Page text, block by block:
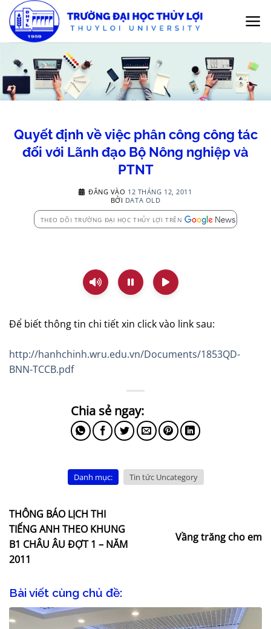
qua
nội
Quyết định về việc phân công công tác
đối với Lãnh đạo Bộ Nông nghiệp và
PTNT
ĐĂNG VÀO 12 THÁNG 12, 2011
BỞI DATA OLD
THEO DÕI TRƯỜNG ĐẠI HỌC THỦY LỢI TRÊN
Để biết thông tin chi tiết xin click vào link sau:
http://hanhchinh.wru.edu.vn/Documents/1853QD-
BNN-TCCB.pdf
Danh mục: Tin tức Uncategory
THÔNG BÁO LỊCH THI
TIẾNG ANH THEO KHUNG
B1 CHÂU ÂU ĐỢT 1 – NĂM
2011
Vầng trăng cho em
Bài viết cùng chủ đề: